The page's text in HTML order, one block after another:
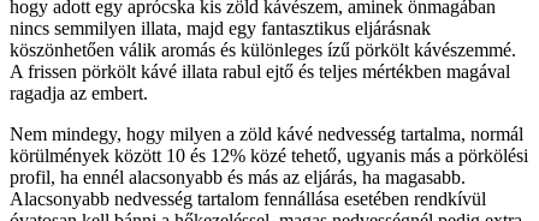
hogy adott egy aprócska kis zöld kávészem, aminek önmagában
nincs semmilyen illata, majd egy fantasztikus eljárásnak
köszönhetően válik aromás és különleges ízű pörkölt kávészemmé.
A frissen pörkölt kávé illata rabul ejtő és teljes mértékben magával
ragadja az embert.
Nem mindegy, hogy milyen a zöld kávé nedvesség tartalma, normál
körülmények között 10 és 12% közé tehető, ugyanis más a pörkölési
profil, ha ennél alacsonyabb és más az eljárás, ha magasabb.
Alacsonyabb nedvesség tartalom fennállása esetében rendkívül